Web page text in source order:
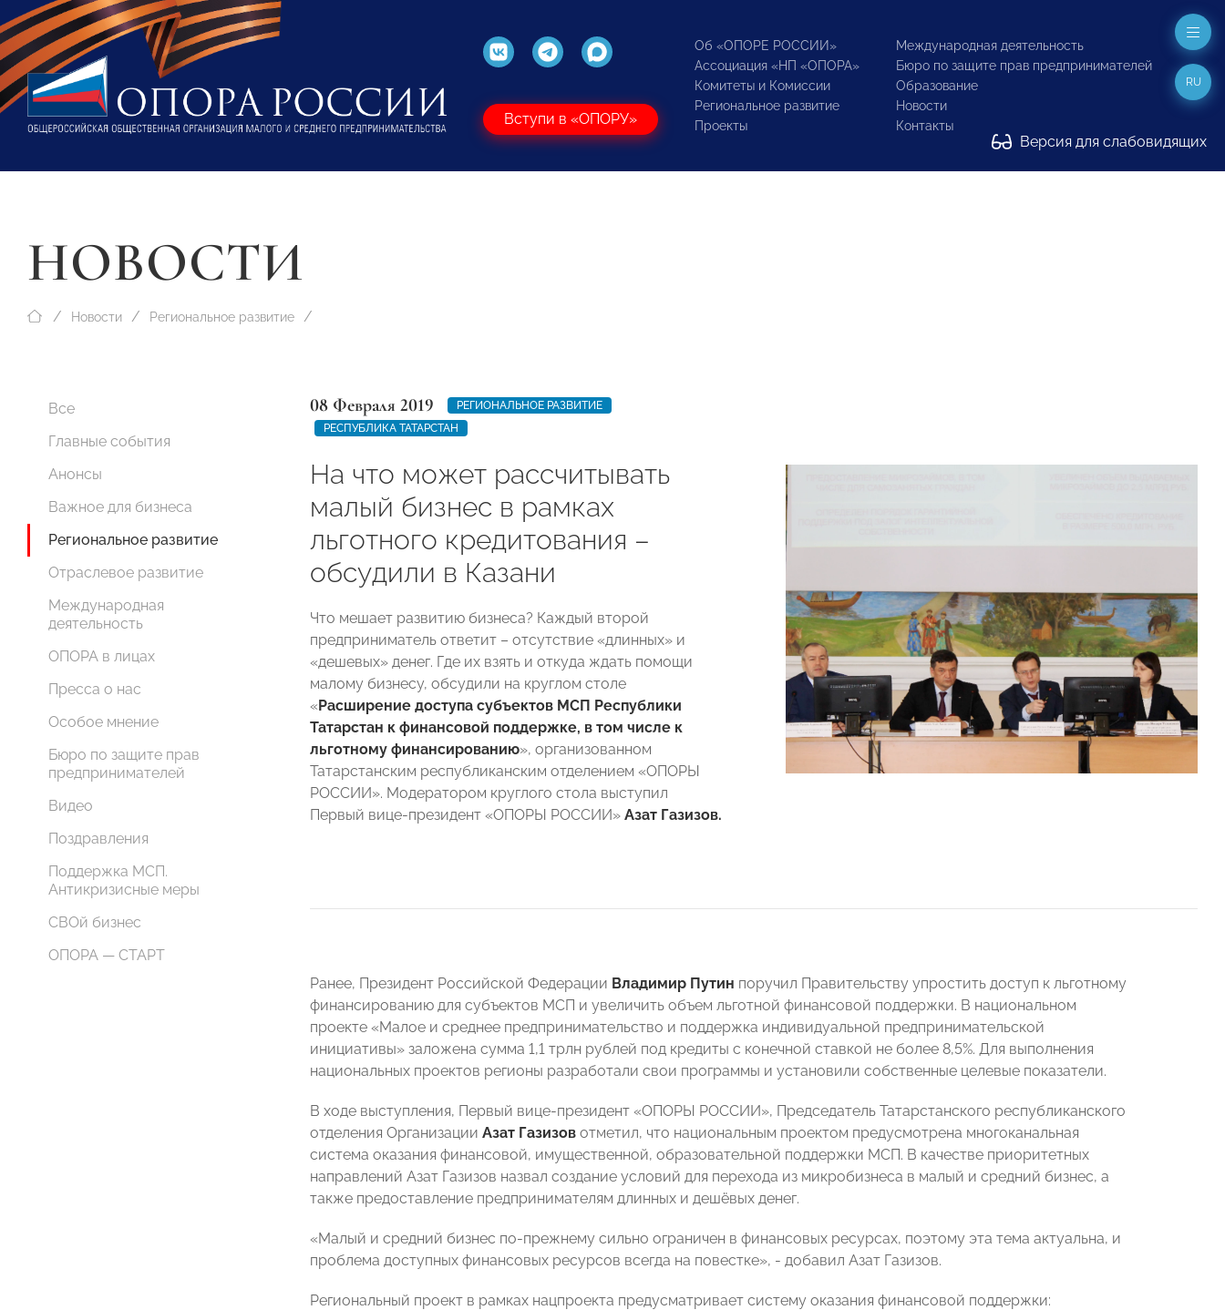
Вступи в «ОПОРУ»
Об «ОПОРЕ РОССИИ»
Ассоциация «НП «ОПОРА»
Комитеты и Комиссии
Региональное развитие
Проекты
Международная деятельность
Бюро по защите прав предпринимателей
Образование
Новости
Контакты
Версия для слабовидящих
RU
НОВОСТИ
Новости Региональное развитие
Все
Главные события
Анонсы
Важное для бизнеса
Региональное развитие
Отраслевое развитие
Международная
деятельность
ОПОРА в лицах
Пресса о нас
Особое мнение
Бюро по защите прав
предпринимателей
Видео
Поздравления
Поддержка МСП.
Антикризисные меры
СВОй бизнес
ОПОРА — СТАРТ
08 Февраля 2019
РЕГИОНАЛЬНОЕ РАЗВИТИЕ
РЕСПУБЛИКА ТАТАРСТАН
На что может рассчитывать
малый бизнес в рамках
льготного кредитования –
обсудили в Казани
Что мешает развитию бизнеса? Каждый второй
предприниматель ответит – отсутствие «длинных» и
«дешевых» денег. Где их взять и откуда ждать помощи
малому бизнесу, обсудили на круглом столе
«Расширение доступа субъектов МСП Республики
Татарстан к финансовой поддержке, в том числе к
льготному финансированию», организованном
Татарстанским республиканским отделением «ОПОРЫ
РОССИИ». Модератором круглого стола выступил
Первый вице-президент «ОПОРЫ РОССИИ» Азат Газизов.
Ранее, Президент Российской Федерации Владимир Путин поручил Правительству упростить доступ к льготному
финансированию для субъектов МСП и увеличить объем льготной финансовой поддержки. В национальном
проекте «Малое и среднее предпринимательство и поддержка индивидуальной предпринимательской
инициативы» заложена сумма 1,1 трлн рублей под кредиты с конечной ставкой не более 8,5%. Для выполнения
национальных проектов регионы разработали свои программы и установили собственные целевые показатели.
В ходе выступления, Первый вице-президент «ОПОРЫ РОССИИ», Председатель Татарстанского республиканского
отделения Организации Азат Газизов отметил, что национальным проектом предусмотрена многоканальная
система оказания финансовой, имущественной, образовательной поддержки МСП. В качестве приоритетных
направлений Азат Газизов назвал создание условий для перехода из микробизнеса в малый и средний бизнес, а
также предоставление предпринимателям длинных и дешёвых денег.
«Малый и средний бизнес по-прежнему сильно ограничен в финансовых ресурсах, поэтому эта тема актуальна, и
проблема доступных финансовых ресурсов всегда на повестке», - добавил Азат Газизов.
Региональный проект в рамках нацпроекта предусматривает систему оказания финансовой поддержки: